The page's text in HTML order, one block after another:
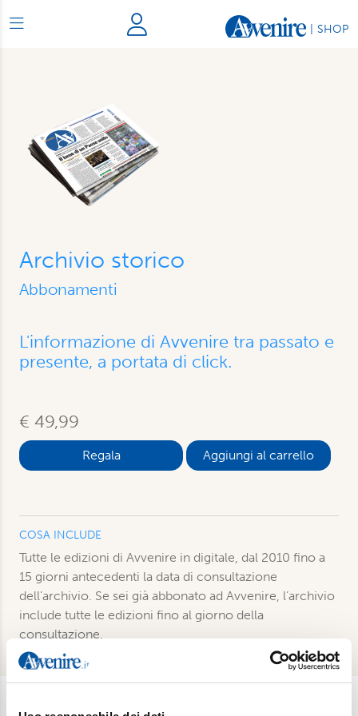
SHOP
Archivio storico
Abbonamenti
L'informazione di Avvenire tra passato e
presente, a portata di click.
€ 49,99
Aggiungi al carrello
COSA INCLUDE
Tutte le edizioni di Avvenire in digitale, dal 2010 fino a
15 giorni antecedenti la data di consultazione
dell’archivio. Se sei già abbonato ad Avvenire, l’archivio
include tutte le edizioni fino al giorno della
consultazione.